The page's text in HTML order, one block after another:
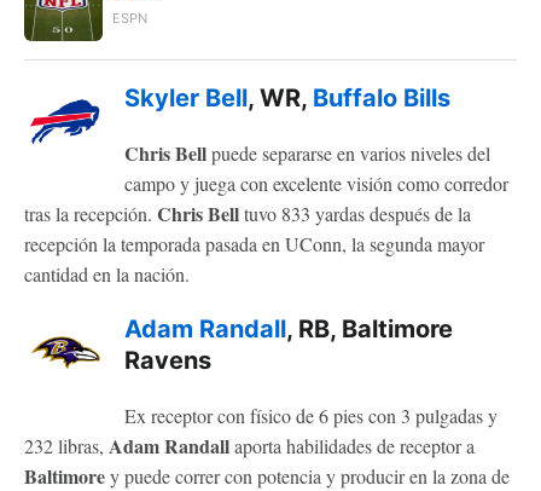
ESPN
Skyler Bell, WR, Buffalo Bills
Chris Bellpuede separarse en varios niveles del
campo y juega con excelente visión como corredor
tras la recepción. Chris Belltuvo 833 yardas después de la
recepción la temporada pasada en UConn, la segunda mayor
cantidad en la nación.
Adam Randall, RB, Baltimore
Ravens
Ex receptor con físico de 6 pies con 3 pulgadas y
232 libras, Adam Randallaporta habilidades de receptor a
Baltimorey puede correr con potencia y producir en la zona de